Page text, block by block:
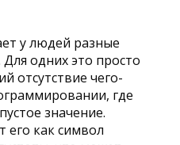
у людей разные
одних это просто
отсутствие чего-
где
значение.
его как символ